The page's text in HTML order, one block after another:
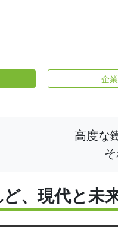
企
高度な
、現代と未